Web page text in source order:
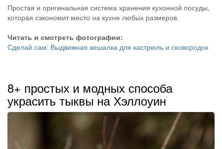
Простая и оригинальная система хранения кухонной посуды,
которая сэкономит место на кухне любых размеров.
Читать и смотреть фотографии:
Сделай сам: Выдвижная вешалка для кастрюль и сковородок
8+ простых и модных способа
украсить тыквы на Хэллоуин